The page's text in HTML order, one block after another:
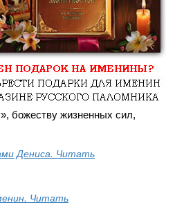
божеству жизненных сил,
Дениса. Читать
Читать